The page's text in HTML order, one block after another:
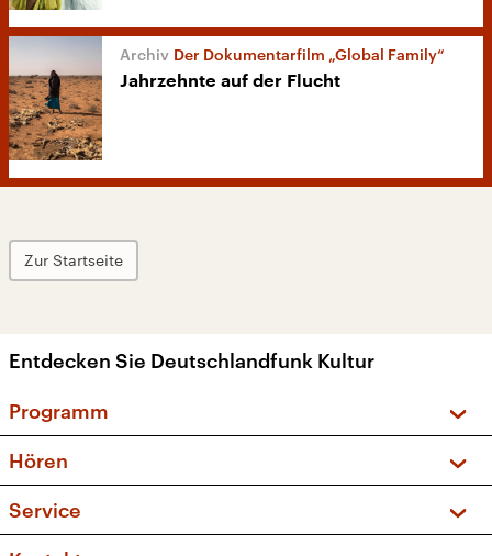
Der Dokumentarfilm „Global Family“
Jahrzehnte auf der Flucht
Zur Startseite
Entdecken Sie Deutschlandfunk Kultur
Programm
Sendungen und Podcasts
Musikliste
Hören
Frequenzen (UKW + DAB+)
Service
FAQ